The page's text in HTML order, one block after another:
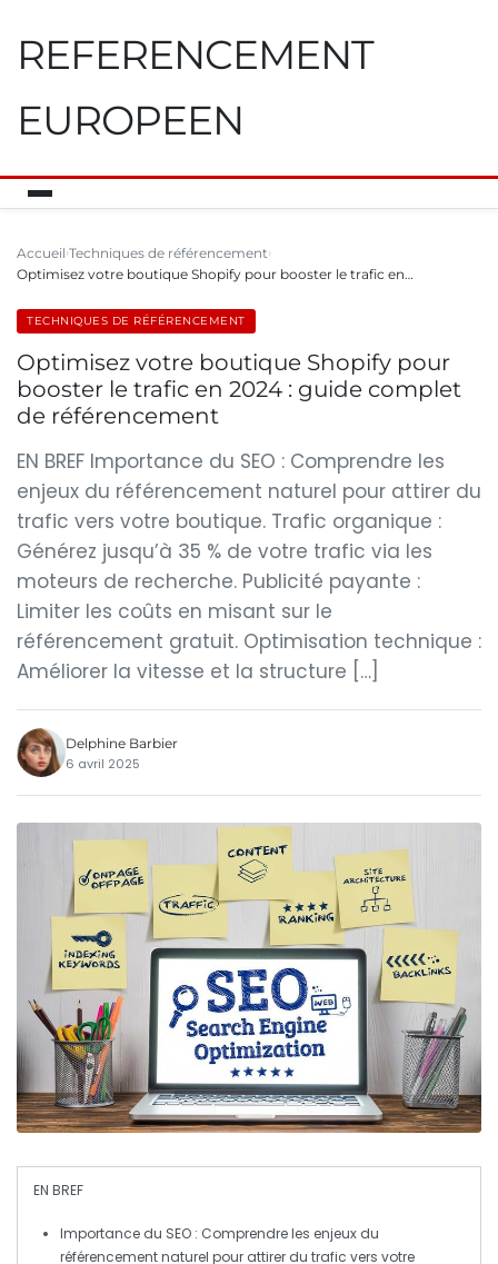
REFERENCEMENT
EUROPEEN
Accueil Techniques de référencement
Optimisez votre boutique Shopify pour booster le trafic en…
TECHNIQUES DE RÉFÉRENCEMENT
Optimisez votre boutique Shopify pour
booster le trafic en 2024 : guide complet
de référencement
EN BREF Importance du SEO : Comprendre les
enjeux du référencement naturel pour attirer du
trafic vers votre boutique. Trafic organique :
Générez jusqu’à 35 % de votre trafic via les
moteurs de recherche. Publicité payante :
Limiter les coûts en misant sur le
référencement gratuit. Optimisation technique :
Améliorer la vitesse et la structure […]
Delphine Barbier
6 avril 2025
EN BREF
Importance du SEO : Comprendre les enjeux du
référencement naturel pour attirer du trafic vers votre